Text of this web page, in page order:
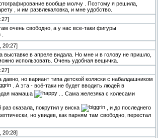
вообще молчу . Поэтому я решила,
, и им развлекаловка, и мне удобство.
очень свободно, а у нас все-таки фигуры
20:27]
выставке в апреле видала. Но мне и в голову не пришло,
использовать. Очень удобная вещичка.
давно, но вариант типа детской коляски с набалдашником
. А эта - всё-таки не будет вводить людей в
мамаша
... Сама железяка с колесами
сказала, покрутил у виска
, и до последнего
но увидев, как парням там свободно, перестал
20:28]